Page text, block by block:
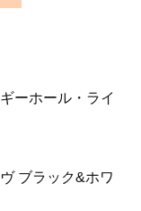
ーホール・ライ
ブラック&ホワ